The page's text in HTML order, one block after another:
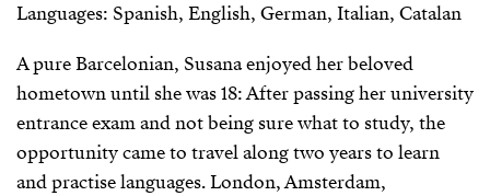
Languages: Spanish, English, German, Italian, Catalan
A pure Barcelonian, Susana enjoyed her beloved
hometown until she was 18: After passing her university
entrance exam and not being sure what to study, the
opportunity came to travel along two years to learn
and practise languages. London, Amsterdam,